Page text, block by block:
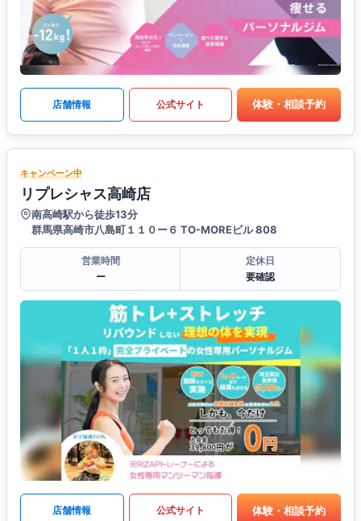
店舗情報 公式サイト 体験・相談予約
キャンペーン中
リプレシャス高崎店
南高崎駅から徒歩13分
群馬県高崎市八島町１１０ー６ TO-MOREビル 808
営業時間
ー
定休日
要確認
店舗情報 公式サイト 体験・相談予約